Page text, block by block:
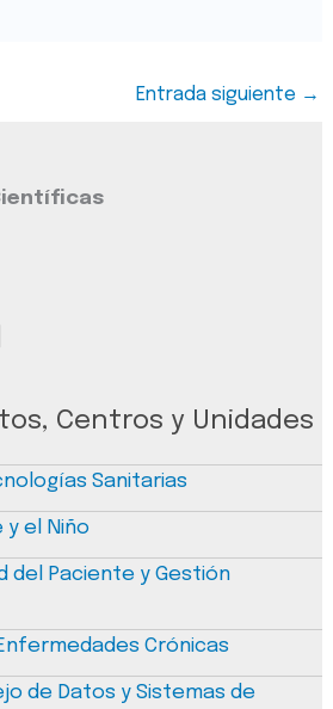
Entrada siguiente →
Centros y Unidades
Sanitarias
y el Niño
del Paciente y Gestión
Crónicas
de Datos y Sistemas de